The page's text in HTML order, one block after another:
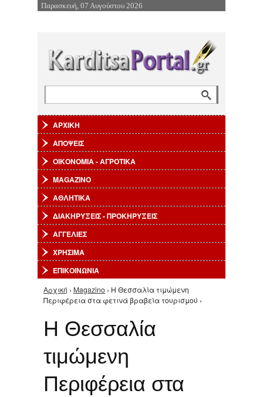
Επιστροφή στην Πλοήγηση
Παρασκευή, 07 Αυγούστου 2026
ΑΡΧΙΚΗ
ΑΠΟΨΕΙΣ
ΟΙΚΟΝΟΜΙΑ - ΑΓΡΟΤΙΚΑ
MAGAZINO
ΑΘΛΗΤΙΚΑ
ΔΙΑΚΗΡΥΞΕΙΣ - ΠΡΟΚΗΡΥΞΕΙΣ
ΑΓΓΕΛΙΕΣ
ΧΡΗΣΙΜΑ
ΕΠΙΚΟΙΝΩΝΙΑ
Είστε εδώ
Αρχική › Magazino › Η Θεσσαλία τιμώμενη
Περιφέρεια στα φετινά βραβεία τουρισμού ›
Η Θεσσαλία
τιμώμενη
Περιφέρεια στα